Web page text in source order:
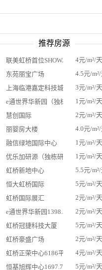
推荐房源
联美虹桥首位SHOWAY
4元/m²/天
东苑丽宝广场
4.5元/
上海临港嘉定科技城
3元/m²/天
e通世界华新园（独栋）
1元/m²/天
慧创国际
2元/m²/天
丽婴房大楼
4.0元/
融信绿地国际中心
1元/m²/天
优乐加研源（独栋研发园区）1元/m²/天
虹桥新地中心
5.5元/
恒大虹桥国际
5元/m²/天
虹桥国际展汇
2元/m²/天
e通世界华新园1398.31平米（独栋
2元/m²/天
虹桥冠捷科技大厦
5元/m²/天
虹桥豪盛广场
2元/m²/天
虹桥正荣中心6186平米（独栋）
4元/m²/天
恒基旭辉中心1697.72平米（独栋）
5元/m²/天